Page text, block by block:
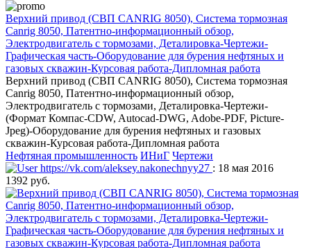
Верхний привод (СВП CANRIG 8050), Система тормозная
Canrig 8050, Патентно-информационный обзор,
Электродвигатель с тормозами, Деталировка-Чертежи-
Графическая часть-Оборудование для бурения нефтяных и
газовых скважин-Курсовая работа-Дипломная работа
Верхний привод (СВП CANRIG 8050), Система тормозная
Canrig 8050, Патентно-информационный обзор,
Электродвигатель с тормозами, Деталировка-Чертежи-
(Формат Компас-CDW, Autocad-DWG, Adobe-PDF, Picture-
Jpeg)-Оборудование для бурения нефтяных и газовых
скважин-Курсовая работа-Дипломная работа
Нефтяная промышленность ИНиГ Чертежи
https://vk.com/aleksey.nakonechnyy27 : 18 мая 2016
1392 руб.